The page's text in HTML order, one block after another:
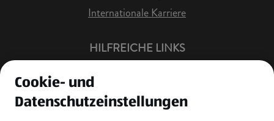
Internationale Karriere
HILFREICHE LINKS
Job Benachrichtigung
Bewerberkonto
Cookie- und
Datenschutzeinstellungen